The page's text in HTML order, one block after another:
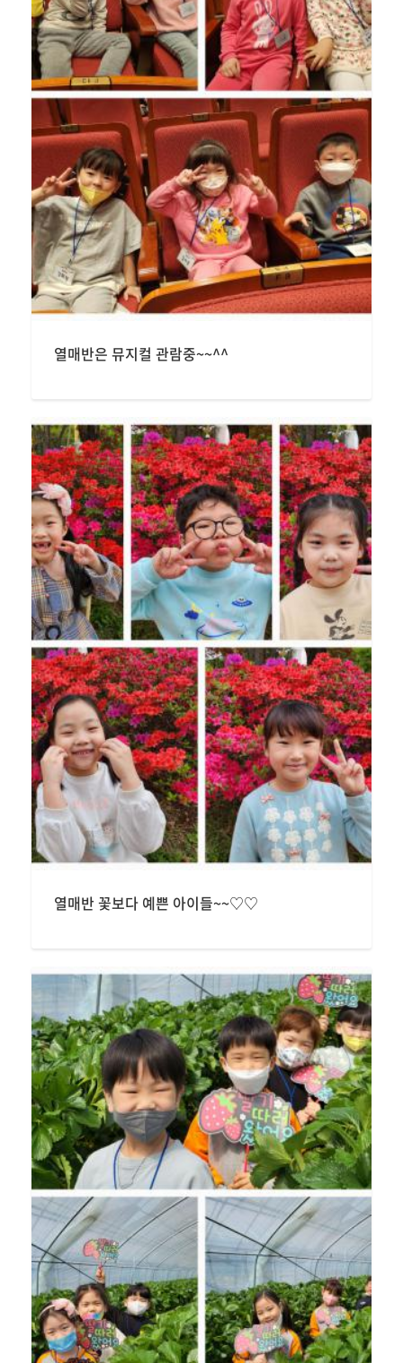
열매반은 뮤지컬 관람중~~^^
열매반 꽃보다 예쁜 아이들~~♡♡